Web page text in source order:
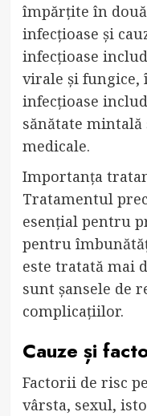
împărțite în
infecțioase și
infecțioase
virale și fungice,
infecțioase
sănătate
medicale.
Importanța
Tratamentul
esențial pentru
pentru
este tratată mai
sunt șansele de
complicațiilor.
Cauze și
Factorii de risc
vârsta, sexul,